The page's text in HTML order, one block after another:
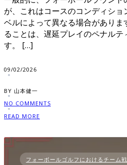
が、これはコースのコンディシ
ベルによって異なる場合があり
ることは、遅延プレイのペナル
す。 […]
09/02/2026
BY 山本健一
NO COMMENTS
READ MORE
フォーボールゴルフにおけるチーム